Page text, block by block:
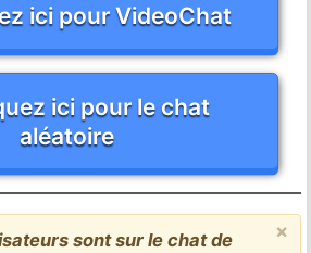
ici pour VideoChat
ici pour le chat
aléatoire
×
sont sur le chat de